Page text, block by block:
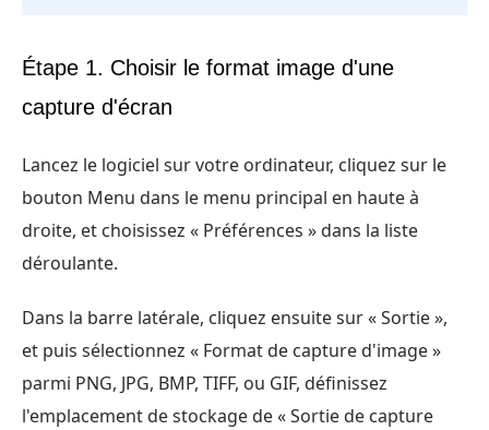
Étape 1. Choisir le format image d'une
capture d'écran
Lancez le logiciel sur votre ordinateur, cliquez sur le
bouton Menu dans le menu principal en haute à
droite, et choisissez « Préférences » dans la liste
déroulante.
Dans la barre latérale, cliquez ensuite sur « Sortie »,
et puis sélectionnez « Format de capture d'image »
parmi PNG, JPG, BMP, TIFF, ou GIF, définissez
l'emplacement de stockage de « Sortie de capture